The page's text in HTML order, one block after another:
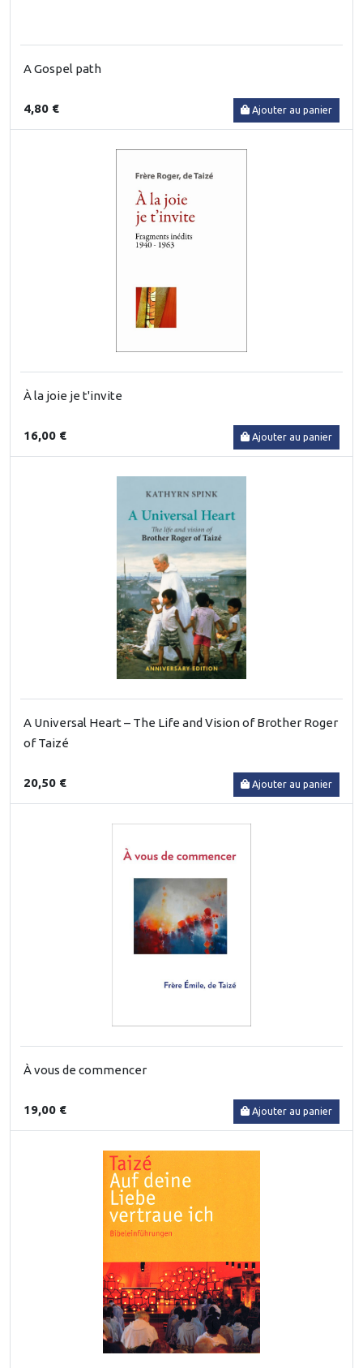
A Gospel path
4,80 € Ajouter au panier
À la joie je t'invite
16,00 € Ajouter au panier
A Universal Heart – The Life and Vision of Brother Roger
of Taizé
20,50 € Ajouter au panier
À vous de commencer
19,00 € Ajouter au panier